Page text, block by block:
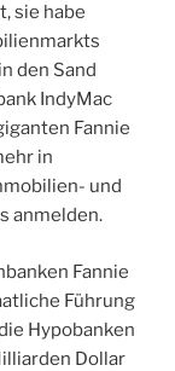
sie habe
den Sand
IndyMac
Fannie
in
und
anmelden.
Fannie
Führung
Hypobanken
Dollar